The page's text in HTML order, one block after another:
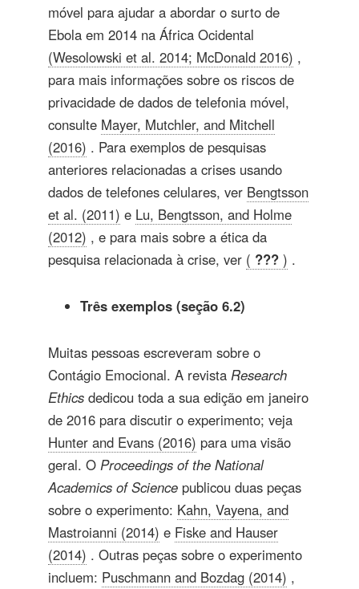
móvel para ajudar a abordar o surto de
Ebola em 2014 na África Ocidental
(Wesolowski et al. 2014; McDonald 2016) ,
para mais informações sobre os riscos de
privacidade de dados de telefonia móvel,
consulte Mayer, Mutchler, and Mitchell
(2016) . Para exemplos de pesquisas
anteriores relacionadas a crises usando
dados de telefones celulares, ver Bengtsson
et al. (2011) e Lu, Bengtsson, and Holme
(2012) , e para mais sobre a ética da
pesquisa relacionada à crise, ver ( ??? ) .
Três exemplos (seção 6.2)
Muitas pessoas escreveram sobre o
Contágio Emocional. A revista Research
Ethics dedicou toda a sua edição em janeiro
de 2016 para discutir o experimento; veja
Hunter and Evans (2016) para uma visão
geral. O Proceedings of the National
Academics of Science publicou duas peças
sobre o experimento: Kahn, Vayena, and
Mastroianni (2014) e Fiske and Hauser
(2014) . Outras peças sobre o experimento
incluem: Puschmann and Bozdag (2014) ,